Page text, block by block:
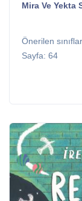
Mira Ve Yekta
Önerilen
Sayfa: 64